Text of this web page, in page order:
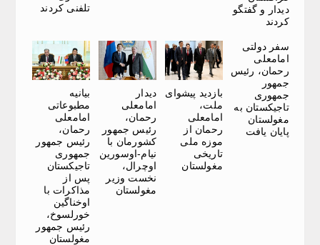
دیدار و گفتگو
کردند
تلفنی کردند
سفر دولتی
امامعلی
رحمان، رئیس
جمهور
جمهوری
تاجیکستان به
مغولستان
پایان یافت
بازدید پیشوای
ملت،
امامعلی
رحمان از
موزه ملی
تاریخی
مغولستان
دیدار
امامعلی
رحمان،
رئیس جمهور
کشورمان با
نیام-اوسورین
اوچرال،
نخست وزیر
مغولستان
بیانیه
مطبوعاتی
امامعلی
رحمان،
رئیس جمهور
جمهوری
تاجیکستان
پس از
مذاکرات با
اوخناگین
خورلسوخ،
رئیس جمهور
مغولستان